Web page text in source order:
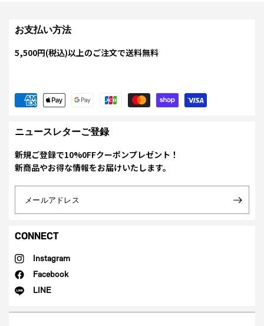
お支払い方法
5,500円(税込)以上のご注文で送料無料
ニュースレターご登録
新規ご登録で10%0FFクーポンプレゼント！
新商品やお得な情報をお届けいたします。
メールアドレス
CONNECT
Instagram
Facebook
LINE